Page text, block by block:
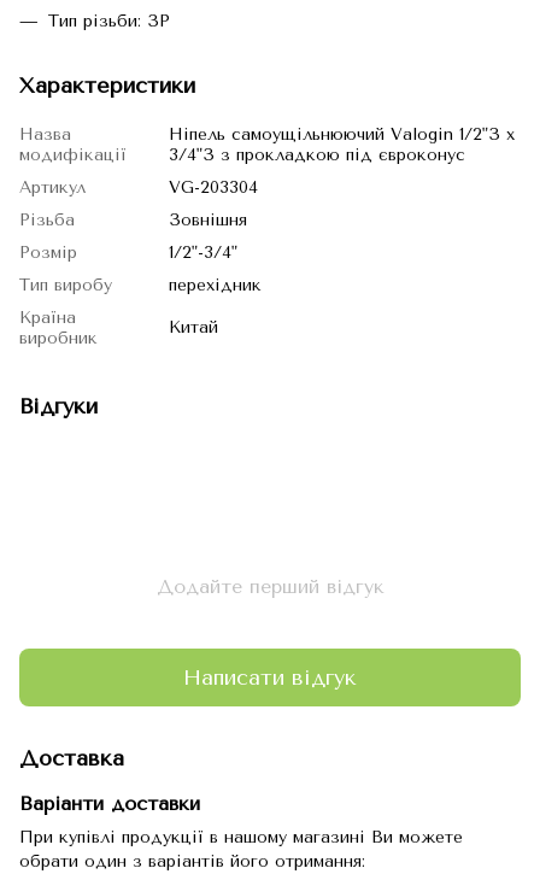
Тип різьби: ЗР
Характеристики
Назва
модифікації
Ніпель самоущільнюючий Valogin 1/2"З х
3/4"З з прокладкою під євроконус
Артикул
VG-203304
Різьба
Зовнішня
Розмір
1/2"-3/4"
Тип виробу
перехідник
Країна
виробник
Китай
Відгуки
Додайте перший відгук
Написати відгук
Доставка
Варіанти доставки
При купівлі продукції в нашому магазині Ви можете
обрати один з варіантів його отримання: